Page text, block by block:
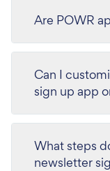
Are POWR
Can I
sign up app
What steps
newsletter